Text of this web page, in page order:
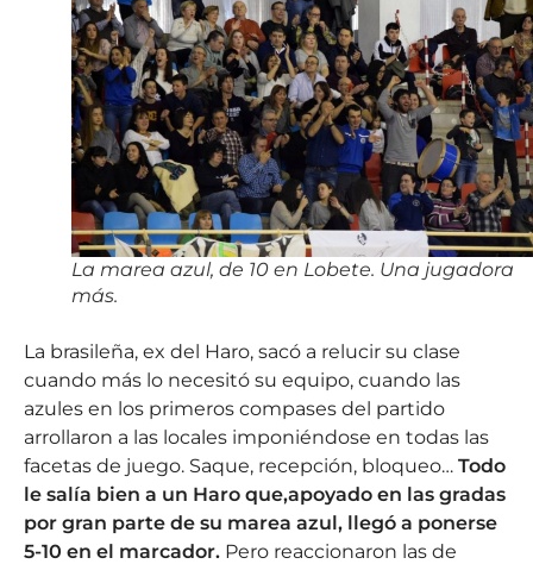
La marea azul, de 10 en Lobete. Una jugadora
más.
La brasileña, ex del Haro, sacó a relucir su clase
cuando más lo necesitó su equipo, cuando las
azules en los primeros compases del partido
arrollaron a las locales imponiéndose en todas las
facetas de juego. Saque, recepción, bloqueo… Todo
le salía bien a un Haro que,apoyado en las gradas
por gran parte de su marea azul, llegó a ponerse
5-10 en el marcador. Pero reaccionaron las de